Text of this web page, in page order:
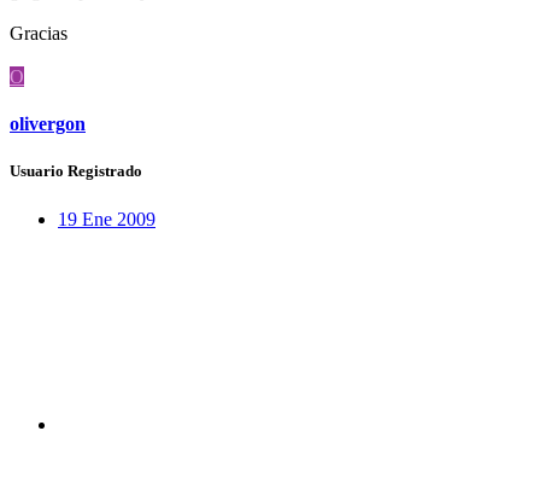
Gracias
O
olivergon
Usuario Registrado
19 Ene 2009